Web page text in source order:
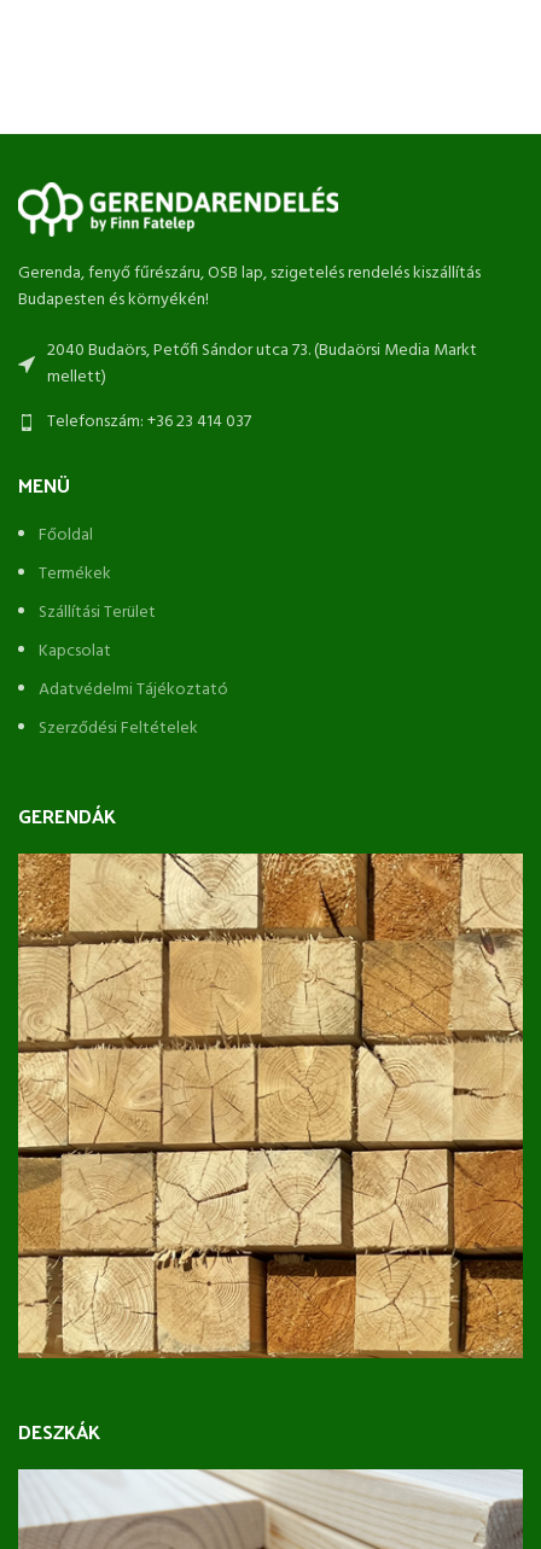
Gerenda, fenyő fűrészáru, OSB lap, szigetelés rendelés kiszállítás
Budapesten és környékén!
2040 Budaörs, Petőfi Sándor utca 73. (Budaörsi Media Markt
mellett)
Telefonszám: +36 23 414 037
MENÜ
Főoldal
Termékek
Szállítási Terület
Kapcsolat
Adatvédelmi Tájékoztató
Szerződési Feltételek
GERENDÁK
DESZKÁK